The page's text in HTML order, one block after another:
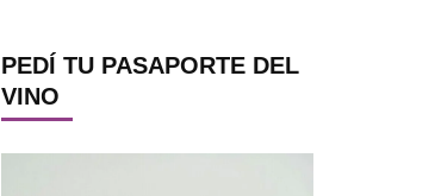
PEDÍ TU PASAPORTE DEL
VINO